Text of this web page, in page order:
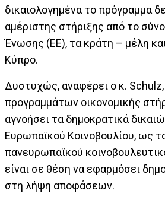
δικαιολογημένα το πρόγραμμα
αμέριστης στήριξης από το
Ένωσης (ΕΕ), τα κράτη – μέλη
Κύπρο.
Δυστυχώς, αναφέρει ο κ.
προγραμμάτων οικονομικής
αγνοήσει τα δημοκρατικά
Ευρωπαϊκού Κοινοβουλίου, ως
πανευρωπαϊκού
είναι σε θέση να εφαρμόσει
στη λήψη αποφάσεων.